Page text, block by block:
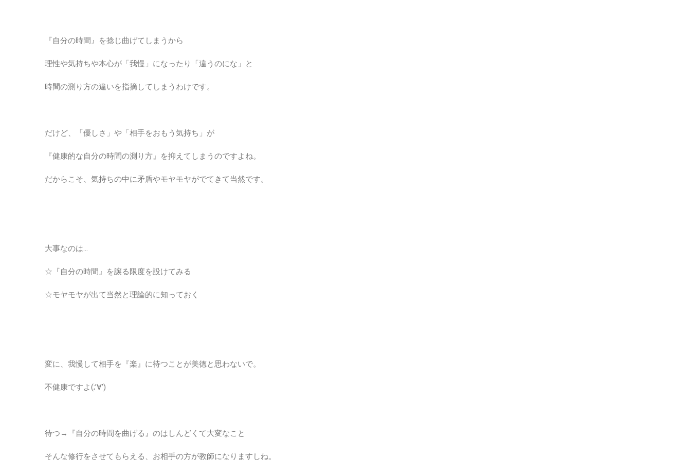
『自分の時間』を捻じ曲げてしまうから
理性や気持ちや本心が「我慢」になったり「違うのにな」と
時間の測り方の違いを指摘してしまうわけです。
だけど、「優しさ」や「相手をおもう気持ち」が
『健康的な自分の時間の測り方』を抑えてしまうのですよね。
だからこそ、気持ちの中に矛盾やモヤモヤがでてきて当然です。
大事なのは…
☆『自分の時間』を譲る限度を設けてみる
☆モヤモヤが出て当然と理論的に知っておく
変に、我慢して相手を『楽』に待つことが美徳と思わないで。
不健康ですよ(;’∀’)
待つ→『自分の時間を曲げる』のはしんどくて大変なこと
そんな修行をさせてもらえる、お相手の方が教師になりますしね。